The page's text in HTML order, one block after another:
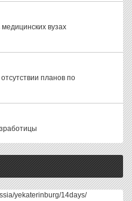
вузах
планов по
yekaterinburg/14days/